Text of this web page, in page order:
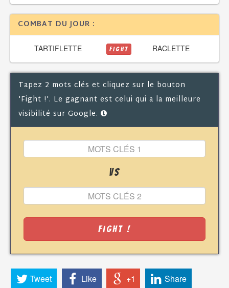
COMBAT DU JOUR :
TARTIFLETTE FIGHT RACLETTE
Tapez 2 mots clés et cliquez sur le bouton
'Fight !'. Le gagnant est celui qui a la meilleure
visibilité sur Google.
VS
Fight !
Tweet Like +1 Share